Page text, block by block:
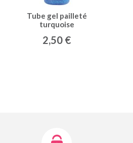
Tube gel pailleté
turquoise
2,50 €